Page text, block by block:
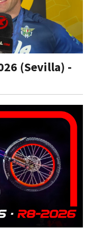
(Sevilla) -